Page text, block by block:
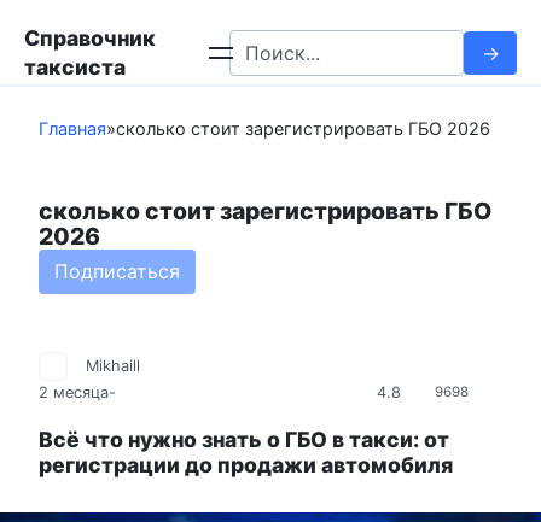
контенту
Справочник
таксиста
Search
for:
Главная»сколько стоит зарегистрировать ГБО 2026
сколько стоит зарегистрировать ГБО
2026
Подписаться
9698
4.8
Mikhaill
2 месяца-
Всё что нужно знать о ГБО в такси: от
регистрации до продажи автомобиля